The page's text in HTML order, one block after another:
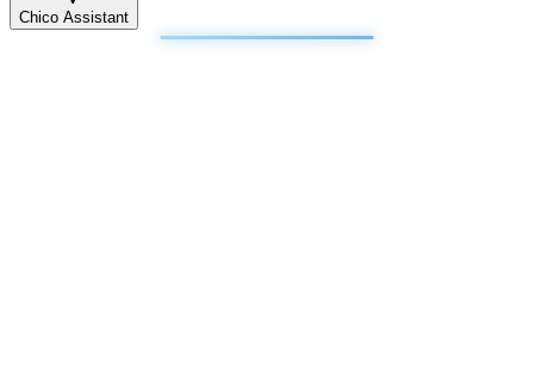
Chico Assistant